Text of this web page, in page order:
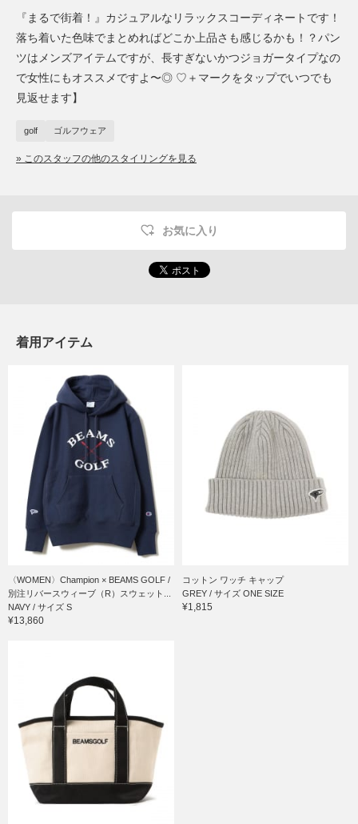
『まるで街着！』カジュアルなリラックスコーディネートです！
落ち着いた色味でまとめればどこか上品さも感じるかも！？パン
ツはメンズアイテムですが、長すぎないかつジョガータイプなの
で女性にもオススメですよ〜◎ ♡＋マークをタップでいつでも
見返せます】
golf ゴルフウェア
» このスタッフの他のスタイリングを見る
お気に入り
着用アイテム
〈WOMEN〉Champion × BEAMS GOLF /
別注リバースウィーブ（R）スウェット...
NAVY / サイズ S
¥13,860
コットン ワッチ キャップ
GREY / サイズ ONE SIZE
¥1,815